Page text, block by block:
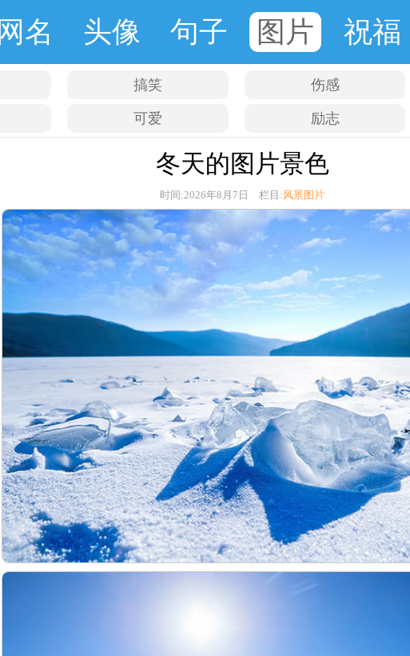
网名 头像 句子 图片 祝福
搞笑 伤感
可爱 励志
冬天的图片景色
时间:2026年8月7日 栏目:风景图片